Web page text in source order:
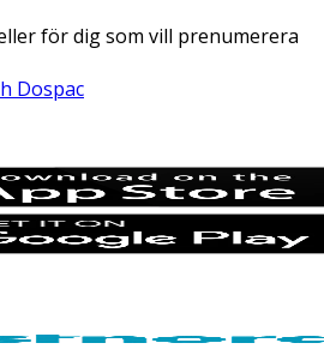
för dig som vill prenumerera
Dospac